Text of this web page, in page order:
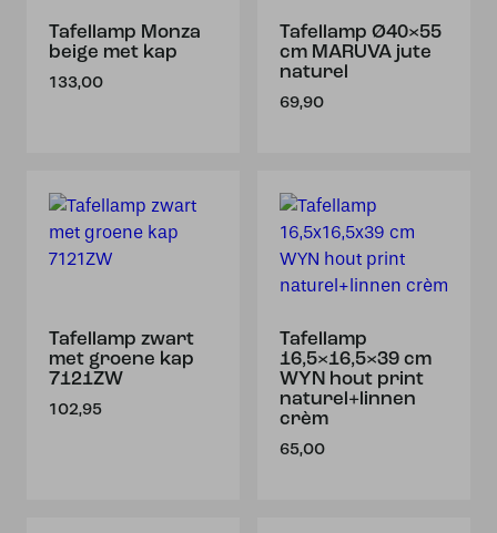
Tafellamp Monza
beige met kap
133,00
Tafellamp Ø40×55
cm MARUVA jute
naturel
69,90
Tafellamp zwart
met groene kap
7121ZW
102,95
Tafellamp
16,5×16,5×39 cm
WYN hout print
naturel+linnen
crèm
65,00